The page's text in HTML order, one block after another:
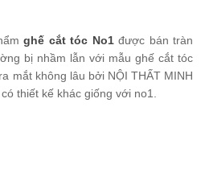
ghế cắt tóc No1được bán tràn
bị nhầm lẫn với mẫu ghế cắt tóc
mắt không lâu bởi NỘI THẤT MINH
thiết kế khác giống với no1.